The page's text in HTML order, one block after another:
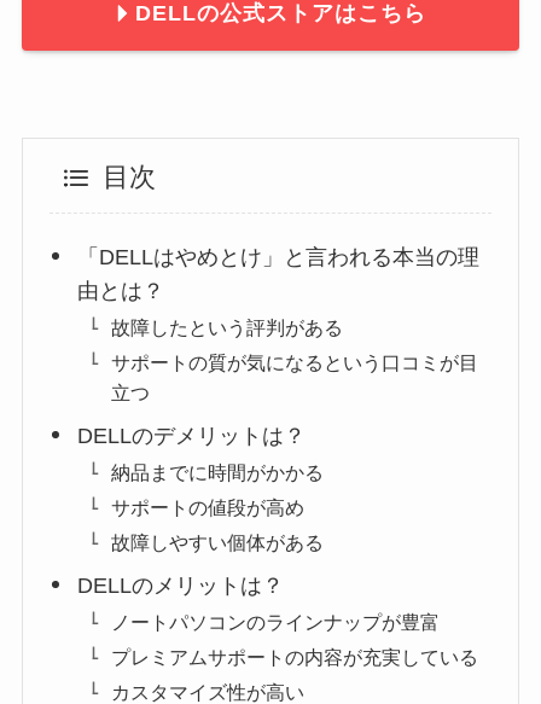
DELLの公式ストアはこちら
目次
「DELLはやめとけ」と言われる本当の理
由とは？
故障したという評判がある
サポートの質が気になるという口コミが目
立つ
DELLのデメリットは？
納品までに時間がかかる
サポートの値段が高め
故障しやすい個体がある
DELLのメリットは？
ノートパソコンのラインナップが豊富
プレミアムサポートの内容が充実している
カスタマイズ性が高い